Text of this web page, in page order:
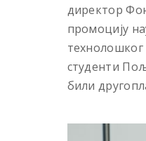
директор
промоцију
студенти
били